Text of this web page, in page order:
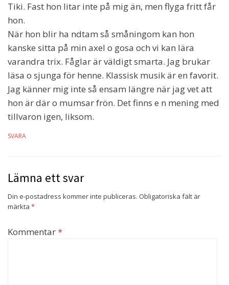
Tiki. Fast hon litar inte på mig än, men flyga fritt får
hon.
När hon blir ha ndtam så småningom kan hon
kanske sitta på min axel o gosa och vi kan lära
varandra trix. Fåglar är väldigt smarta. Jag brukar
läsa o sjunga för henne. Klassisk musik är en favorit.
Jag känner mig inte så ensam längre när jag vet att
hon är där o mumsar frön. Det finns e n mening med
tillvaron igen, liksom.
SVARA
Lämna ett svar
Din e-postadress kommer inte publiceras. Obligatoriska fält är
märkta *
Kommentar*